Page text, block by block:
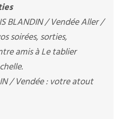
BLANDIN / Vendée Aller /
soirées, sorties,
amis à Le tablier
/ Vendée : votre atout